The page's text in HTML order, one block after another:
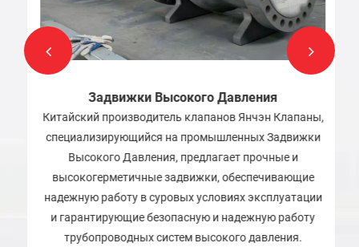
Задвижки Высокого Давления
Китайский производитель клапанов Янчэн Клапаны,
специализирующийся на промышленных Задвижки
Высокого Давления, предлагает прочные и
высокогерметичные задвижки, обеспечивающие
надежную работу в суровых условиях эксплуатации
и гарантирующие безопасную и надежную работу
трубопроводных систем высокого давления.